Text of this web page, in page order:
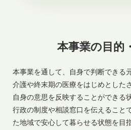
本事業の目的
本事業を通して、自身で判断できる
介護や終末期の医療をはじめとした
自身の意思を反映することができる
行政の制度や相談窓口を伝えること
た地域で安心して暮らせる状態を目